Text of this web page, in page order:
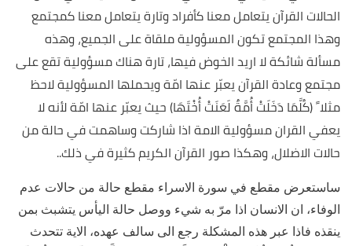
الحالات القرآن يتعامل معنا كأفراد وتارة يتعامل معنا كمجتمع
وهذا المجتمع تكون المسؤولية ملقاة على الجميع، وهذه
مسألة شائكة لا اريد الخوض فيها، تارة هناك مسؤولية تقع على
مجتمع وعادة القرآن يعبّر عنها امّة ويحملها المسؤولية لاحظ
مثلا ً (كُلَّمَا دَخَلَتْ أُمَّةٌ لَعَنَتْ أُخْتَهَا) حيث يعبّر عنها امّة لأنه لا
يعفي القران مسؤولية الامة اذا شاركت وساهمت في حالة من
حالات الاضلال، وهكذا صور القرآن الكريم كثيرة في ذلك..
ساستعرض مقطع في سورة الاسراء مقطع حالة من حالات عدم
الوفاء، ان الانسان اذا مرّ به شيء ووصل حالة اليأس يتشبث بمن
ينقذه فاذا عبر هذه المشكلة رجع الى سالف عهده، الاية تتحدث